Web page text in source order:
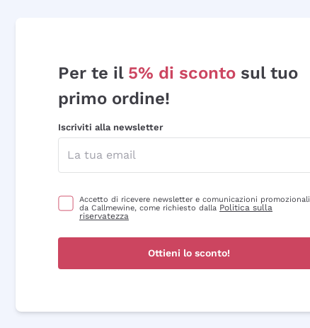
Per te il 5% di sconto sul tuo
primo ordine!
Iscriviti alla newsletter
Accetto di ricevere newsletter e comunicazioni promozionali
da Callmewine, come richiesto dalla Politica sulla
riservatezza
Ottieni lo sconto!